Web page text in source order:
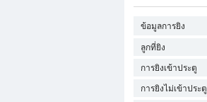
ข้อมูลการยิง
ลูกที่ยิง
การยิงเข้าประตู
การยิงไม่เข้าประตู